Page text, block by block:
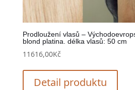
Prodloužení vlasů –
blond platina. délka vlasů: 50 cm
11616,00Kč
Detail produktu